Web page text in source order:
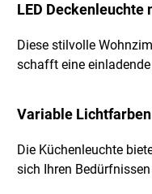
LED
Diese stilvolle
schafft eine
Variable
Die Küchenleuchte
sich Ihren